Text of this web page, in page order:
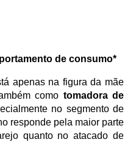
de consumo*
apenas na figura da mãe
como tomadora de
no segmento de
responde pela maior parte
quanto no atacado de